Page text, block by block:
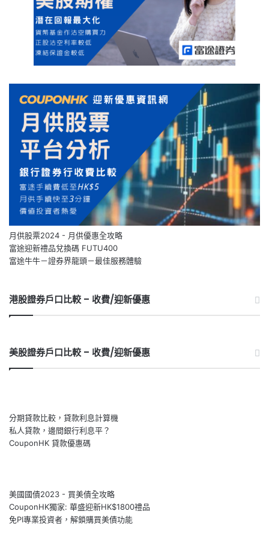
月供股票2024 - 月供優惠全攻略
富途迎新禮品兌換碼 FUTU400
富途牛牛－證券界龍頭－最佳服務體驗
港股證券戶口比較 – 收費/迎新優惠
美股證券戶口比較 – 收費/迎新優惠
分期貸款比較，貸款利息計算機
私人貸款，邊間銀行利息平？
CouponHK 貸款優惠碼
美國國債2023 - 買美債全攻略
CouponHK獨家: 華盛迎新HK$1800禮品
免PI專業投資者，解鎖購買美債功能